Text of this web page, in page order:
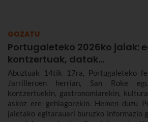
GOZATU
Portugaleteko 2026ko jaiak:
kontzertuak, datak...
Abuztuak 14tik 17ra, Portugaleteko
Jarrilleroen herrian, San Roke
kontzertuekin, gastronomiarekin,
askoz ere gehiagorekin. Hemen duzu
jaietako egitarauari buruzko informazio